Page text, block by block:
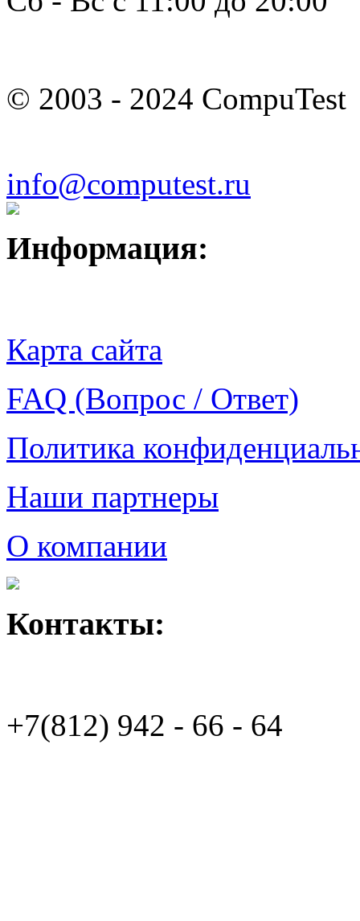
© 2003 - 2024 CompuTest
info@computest.ru
Информация:
Карта сайта
FAQ (Вопрос / Ответ)
Политика
Наши партнеры
О компании
Контакты:
+7(812) 942 - 66 - 64